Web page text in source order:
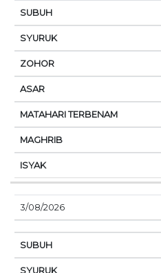
3/08/2026